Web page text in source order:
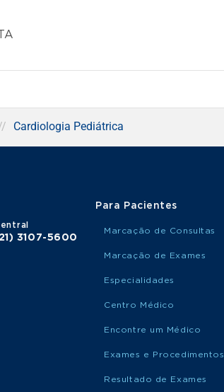
Cardiologia Pediátrica
3107-5600
Para Pacientes
Marcação de Consultas
Marcação de Exames
Especialidades
Centro Médico
Encontre um Médico
Exames e Procedimentos
Resultado de Exames